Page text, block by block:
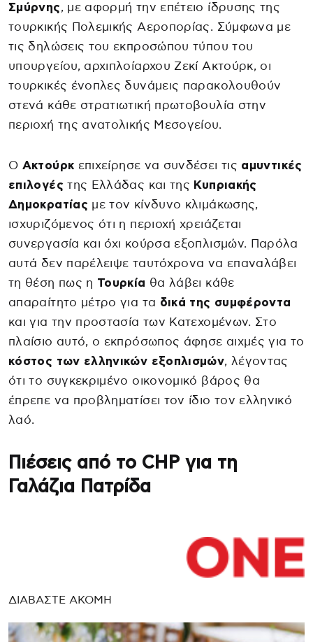
Σμύρνης, με αφορμή την επέτειο ίδρυσης της
τουρκικής Πολεμικής Αεροπορίας. Σύμφωνα με
τις δηλώσεις του εκπροσώπου τύπου του
υπουργείου, αρχιπλοίαρχου Ζεκί Ακτούρκ, οι
τουρκικές ένοπλες δυνάμεις παρακολουθούν
στενά κάθε στρατιωτική πρωτοβουλία στην
περιοχή της ανατολικής Μεσογείου.
Ο Ακτούρκ επιχείρησε να συνδέσει τις αμυντικές
επιλογέςτης Ελλάδας και της Κυπριακής
Δημοκρατίαςμε τον κίνδυνο κλιμάκωσης,
ισχυριζόμενος ότι η περιοχή χρειάζεται
συνεργασία και όχι κούρσα εξοπλισμών. Παρόλα
αυτά δεν παρέλειψε ταυτόχρονα να επαναλάβει
τη θέση πως η Τουρκία θα λάβει κάθε
απαραίτητο μέτρο για τα δικά της συμφέροντα
και για την προστασία των Κατεχομένων. Στο
πλαίσιο αυτό, ο εκπρόσωπος άφησε αιχμές για το
κόστος των ελληνικών εξοπλισμών, λέγοντας
ότι το συγκεκριμένο οικονομικό βάρος θα
έπρεπε να προβληματίσει τον ίδιο τον ελληνικό
λαό.
Πιέσεις από το CHP για τη
Γαλάζια Πατρίδα
ΔΙΑΒΑΣΤΕ ΑΚΟΜΗ